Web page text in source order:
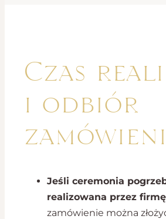
Czas
i odbiór
Jeśli ceremonia
realizowana przez
zamówienie można